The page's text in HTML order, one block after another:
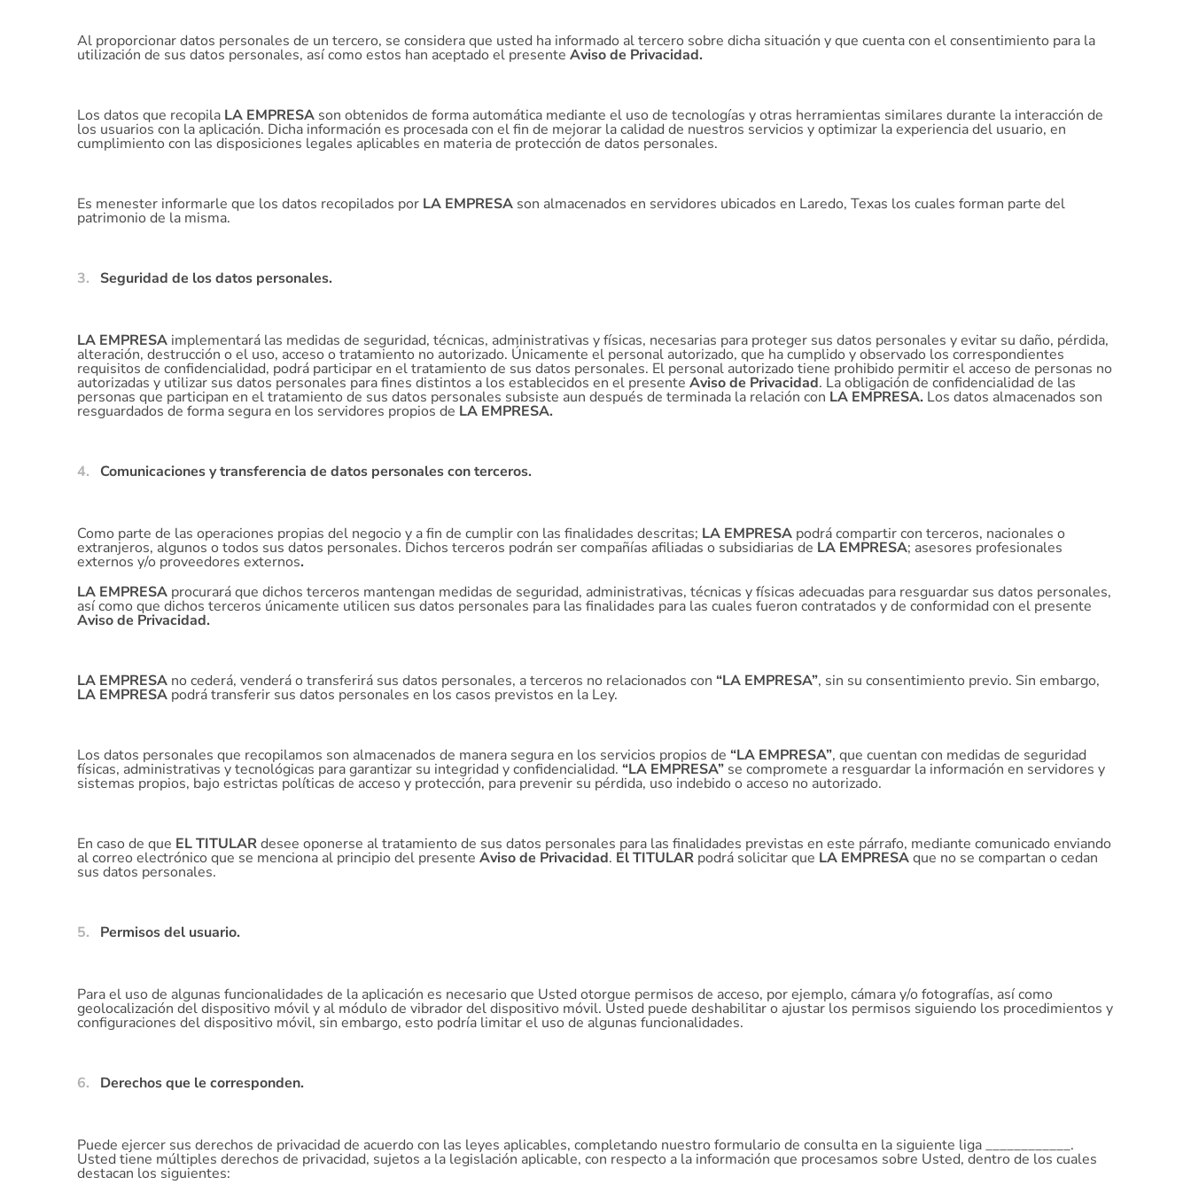
Al proporcionar datos personales de un tercero, se considera que usted ha informado al tercero sobre dicha situación y que cuenta con el consentimiento para la
utilización de sus datos personales, así como estos han aceptado el presente Aviso de Privacidad.
Los datos que recopila LA EMPRESA son obtenidos de forma automática mediante el uso de tecnologías y otras herramientas similares durante la interacción de
los usuarios con la aplicación. Dicha información es procesada con el fin de mejorar la calidad de nuestros servicios y optimizar la experiencia del usuario, en
cumplimiento con las disposiciones legales aplicables en materia de protección de datos personales.
Es menester informarle que los datos recopilados por LA EMPRESA son almacenados en servidores ubicados en Laredo, Texas los cuales forman parte del
patrimonio de la misma.
Seguridad de los datos personales.
LA EMPRESA implementará las medidas de seguridad, técnicas, administrativas y físicas, necesarias para proteger sus datos personales y evitar su daño, pérdida,
alteración, destrucción o el uso, acceso o tratamiento no autorizado. Únicamente el personal autorizado, que ha cumplido y observado los correspondientes
requisitos de confidencialidad, podrá participar en el tratamiento de sus datos personales. El personal autorizado tiene prohibido permitir el acceso de personas no
autorizadas y utilizar sus datos personales para fines distintos a los establecidos en el presente Aviso de Privacidad. La obligación de confidencialidad de las
personas que participan en el tratamiento de sus datos personales subsiste aun después de terminada la relación con LA EMPRESA. Los datos almacenados son
resguardados de forma segura en los servidores propios de LA EMPRESA.
Comunicaciones y transferencia de datos personales con terceros.
Como parte de las operaciones propias del negocio y a fin de cumplir con las finalidades descritas; LA EMPRESA podrá compartir con terceros, nacionales o
extranjeros, algunos o todos sus datos personales. Dichos terceros podrán ser compañías afiliadas o subsidiarias de LA EMPRESA; asesores profesionales
externos y/o proveedores externos.
LA EMPRESA procurará que dichos terceros mantengan medidas de seguridad, administrativas, técnicas y físicas adecuadas para resguardar sus datos personales,
así como que dichos terceros únicamente utilicen sus datos personales para las finalidades para las cuales fueron contratados y de conformidad con el presente
Aviso de Privacidad.
LA EMPRESA no cederá, venderá o transferirá sus datos personales, a terceros no relacionados con “LA EMPRESA”, sin su consentimiento previo. Sin embargo,
LA EMPRESA podrá transferir sus datos personales en los casos previstos en la Ley.
Los datos personales que recopilamos son almacenados de manera segura en los servicios propios de “LA EMPRESA”, que cuentan con medidas de seguridad
físicas, administrativas y tecnológicas para garantizar su integridad y confidencialidad. “LA EMPRESA” se compromete a resguardar la información en servidores y
sistemas propios, bajo estrictas políticas de acceso y protección, para prevenir su pérdida, uso indebido o acceso no autorizado.
En caso de que EL TITULARdesee oponerse al tratamiento de sus datos personales para las finalidades previstas en este párrafo, mediante comunicado enviando
al correo electrónico que se menciona al principio del presente Aviso de Privacidad. El TITULAR podrá solicitar que LA EMPRESAque no se compartan o cedan
sus datos personales.
Permisos del usuario.
Para el uso de algunas funcionalidades de la aplicación es necesario que Usted otorgue permisos de acceso, por ejemplo, cámara y/o fotografías, así como
geolocalización del dispositivo móvil y al módulo de vibrador del dispositivo móvil. Usted puede deshabilitar o ajustar los permisos siguiendo los procedimientos y
configuraciones del dispositivo móvil, sin embargo, esto podría limitar el uso de algunas funcionalidades.
Derechos que le corresponden.
Puede ejercer sus derechos de privacidad de acuerdo con las leyes aplicables, completando nuestro formulario de consulta en la siguiente liga ____________.
Usted tiene múltiples derechos de privacidad, sujetos a la legislación aplicable, con respecto a la información que procesamos sobre Usted, dentro de los cuales
destacan los siguientes: